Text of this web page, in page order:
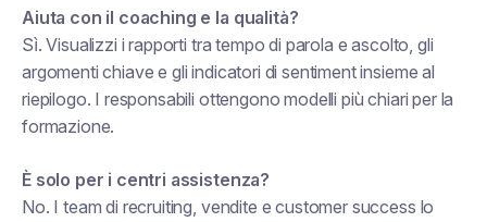
Aiuta con il coaching e la qualità?
Sì. Visualizzi i rapporti tra tempo di parola e ascolto, gli
argomenti chiave e gli indicatori di sentiment insieme al
riepilogo. I responsabili ottengono modelli più chiari per la
formazione.
È solo per i centri assistenza?
No. I team di recruiting, vendite e customer success lo